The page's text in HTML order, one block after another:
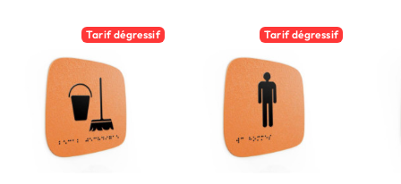
Tarif dégressif Tarif dégressif